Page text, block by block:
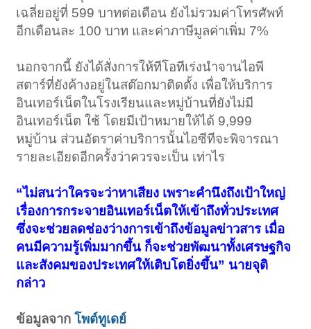
เฉลี่ยอยู่ที่ 599 บาทต่อเดือน ยังไม่รวมค่าโทรศัพท์
อีกเดือนละ 100 บาท และค่าภาษีมูลค่าเพิ่ม 7%
นอกจากนี้ ยังได้สั่งการให้ทีโอทีเร่งนำจานไอพี
สตาร์ที่ยังค้างอยู่ในสต๊อกมาติดตั้ง เพื่อให้บริการ
อินเทอร์เน็ตในโรงเรียนและหมู่บ้านที่ยังไม่มี
อินเทอร์เน็ต ใช้ โดยมีเป้าหมายให้ได้ 9,999
หมู่บ้าน ส่วนอัตราค่าบริการนั้นไอซีทีจะพิจารณา
รายละเอียดอีกครั้งว่าควรจะเป็น เท่าไร
“ไม่สนว่าใครจะว่าหาเสียง เพราะคำนึงถึงเป้าใหญ่
เรื่องการกระจายอินเทอร์เน็ตให้เข้าถึงทั่วประเทศ
ซึ่งจะช่วยลดช่องว่างการเข้าถึงข้อมูลข่าวสาร เมื่อ
คนมีความรู้เพิ่มมากขึ้น ก็จะช่วยพัฒนาทั้งเศรษฐกิจ
และสังคมของประเทศให้เติบโตยิ่งขึ้น” นายจุติ
กล่าว
ข้อมูลจากโพต์ทูเดย์